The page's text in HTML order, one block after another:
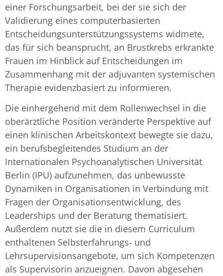
einer Forschungsarbeit, bei der sie sich der
Validierung eines computerbasierten
Entscheidungsunterstützungssystems widmete,
das für sich beansprucht, an Brustkrebs erkrankte
Frauen im Hinblick auf Entscheidungen im
Zusammenhang mit der adjuvanten systemischen
Therapie evidenzbasiert zu informieren.
Die einhergehend mit dem Rollenwechsel in die
oberärztliche Position veränderte Perspektive auf
einen klinischen Arbeitskontext bewegte sie dazu,
ein berufsbegleitendes Studium an der
Internationalen Psychoanalytischen Universität
Berlin (IPU) aufzunehmen, das unbewusste
Dynamiken in Organisationen in Verbindung mit
Fragen der Organisationsentwicklung, des
Leaderships und der Beratung thematisiert.
Außerdem nutzt sie die in diesem Curriculum
enthaltenen Selbsterfahrungs- und
Lehrsupervisionsangebote, um sich Kompetenzen
als Supervisorin anzueignen. Davon abgesehen